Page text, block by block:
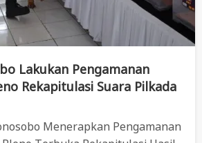
Lakukan Pengamanan
Rekapitulasi Suara Pilkada
Menerapkan Pengamanan